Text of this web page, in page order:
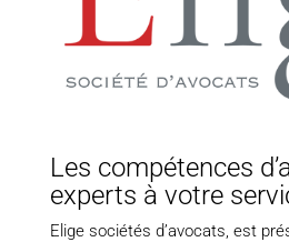
Les compétences
experts à votre
Elige sociétés d’avocats, est